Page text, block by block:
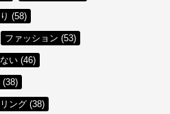
(58)
ファッション (53)
い (46)
(38)
ング (38)